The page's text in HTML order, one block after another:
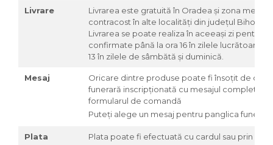
Livrare
Livrarea este gratuită în Oradea și zona
contracost în alte localități din județul Bihor
Livrarea se poate realiza în aceeași zi pentru
confirmate până la ora 16 în zilele lucrătoare și
13 în zilele de sâmbătă și duminică.
Mesaj
Oricare dintre produse poate fi însoțit de o
funerară inscripționată cu mesajul completat
formularul de comandă
Puteți alege un mesaj pentru panglica
Plata Plata poate fi efectuată cu cardul sau prin